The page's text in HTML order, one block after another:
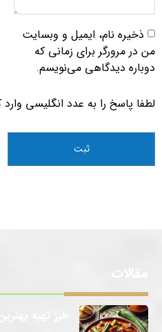
ذخیره نام، ایمیل و وبسایت
من در مرورگر برای زمانی که
دوباره دیدگاهی می‌نویسم.
لطفا پاسخ را به عدد انگلیسی وارد